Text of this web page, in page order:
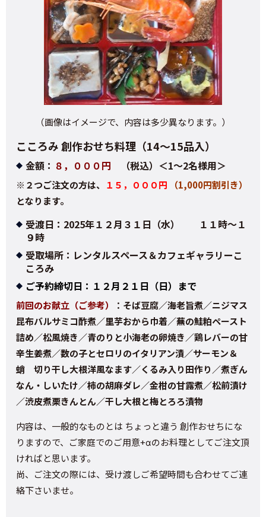
（画像はイメージで、内容は多少異なります。）
こころみ 創作おせち料理（14～15品入）
金額： ８，０００円 （税込）＜1～2名様用＞
※２つご注文の方は、 １５，０００円
（1,000円割引き）
となります。
受渡日：2025年１２月３１日（水） １１時～１
９時
受取場所：レンタルスペース＆カフェギャラリーこ
ころみ
ご予約締切日：１２月２１日（日）まで
前回のお献立（ご参考） ： そば豆腐／海老旨煮／ニジマス
昆布バルサミコ酢煮／里芋おから巾着／蕪の鮭粕ペースト
詰め／松風焼き／青のりと小海老の卵焼き／鶏レバーの甘
辛生姜煮／数の子とセロリのイタリアン漬／サーモン＆
蛸 切り干し大根洋風なます／くるみ入り田作り ／煮ぎん
なん・しいたけ／柿の胡麻ダレ／金柑の甘露煮／松前漬け
／渋皮煮栗きんとん／干し大根と梅とろろ漬物
内容は、一般的なものとは ちょっと違う 創作おせちにな
りますので、ご家庭でのご用意+αのお料理としてご注文頂
ければと思います。
尚、ご注文の際には、受け渡しご希望時間も合わせてご連
絡下さいませ。